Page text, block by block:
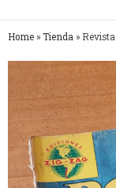
Home » Tienda » Revista